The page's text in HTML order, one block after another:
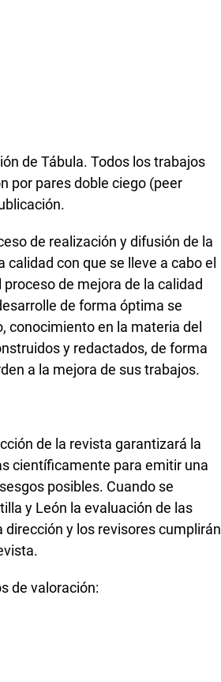
de Tábula. Todos los trabajos
por pares doble ciego (peer
de realización y difusión de la
con que se lleve a cabo el
de mejora de la calidad
de forma óptima se
conocimiento en la materia del
y redactados, de forma
a la mejora de sus trabajos.
de la revista garantizará la
científicamente para emitir una
posibles. Cuando se
y León la evaluación de las
y los revisores cumplirán
de valoración: